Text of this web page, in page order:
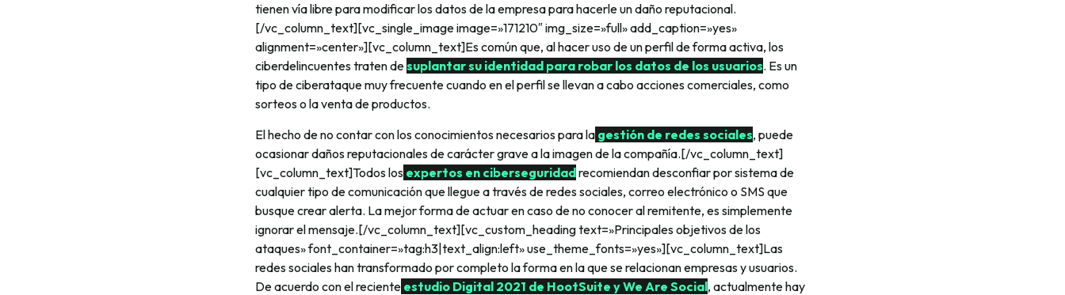
tienen vía libre para modificar los datos de la empresa para hacerle un daño reputacional.
[/vc_column_text][vc_single_image image=»171210″ img_size=»full» add_caption=»yes»
alignment=»center»][vc_column_text]Es común que, al hacer uso de un perfil de forma activa, los
ciberdelincuentes traten desuplantar su identidad para robar los datos de los usuarios. Es un
tipo de ciberataque muy frecuente cuando en el perfil se llevan a cabo acciones comerciales, como
sorteos o la venta de productos.
El hecho de no contar con los conocimientos necesarios para la gestión de redes sociales, puede
ocasionar daños reputacionales de carácter grave a la imagen de la compañía.[/vc_column_text]
[vc_column_text]Todos los expertos en ciberseguridadrecomiendan desconfiar por sistema de
cualquier tipo de comunicación que llegue a través de redes sociales, correo electrónico o SMS que
busque crear alerta. La mejor forma de actuar en caso de no conocer al remitente, es simplemente
ignorar el mensaje.[/vc_column_text][vc_custom_heading text=»Principales objetivos de los
ataques» font_container=»tag:h3|text_align:left» use_theme_fonts=»yes»][vc_column_text]Las
redes sociales han transformado por completo la forma en la que se relacionan empresas y usuarios.
De acuerdo con el reciente estudio Digital 2021 de HootSuite y We Are Social, actualmente hay